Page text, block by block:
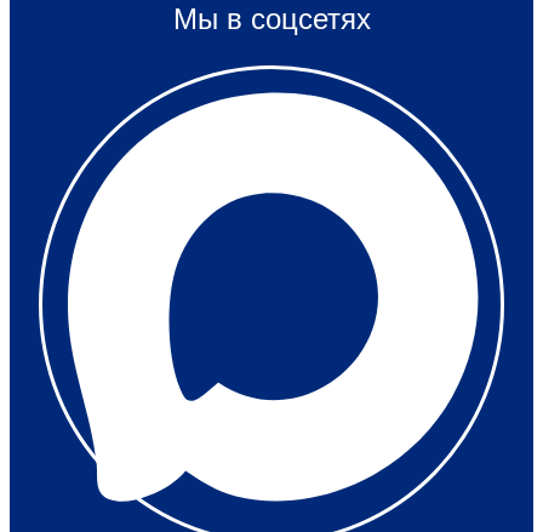
Мы в соцсетях